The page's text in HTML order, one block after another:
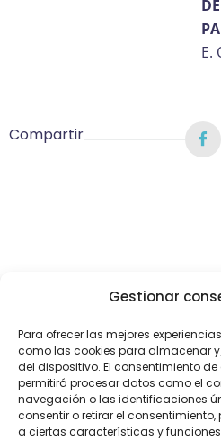
Gestionar
Para ofrecer las mejores
como las cookies para almacenar
del dispositivo. El consentimiento
permitirá procesar datos como el
navegación o las identificaciones
consentir o retirar el
a ciertas características y
E.
Compartir